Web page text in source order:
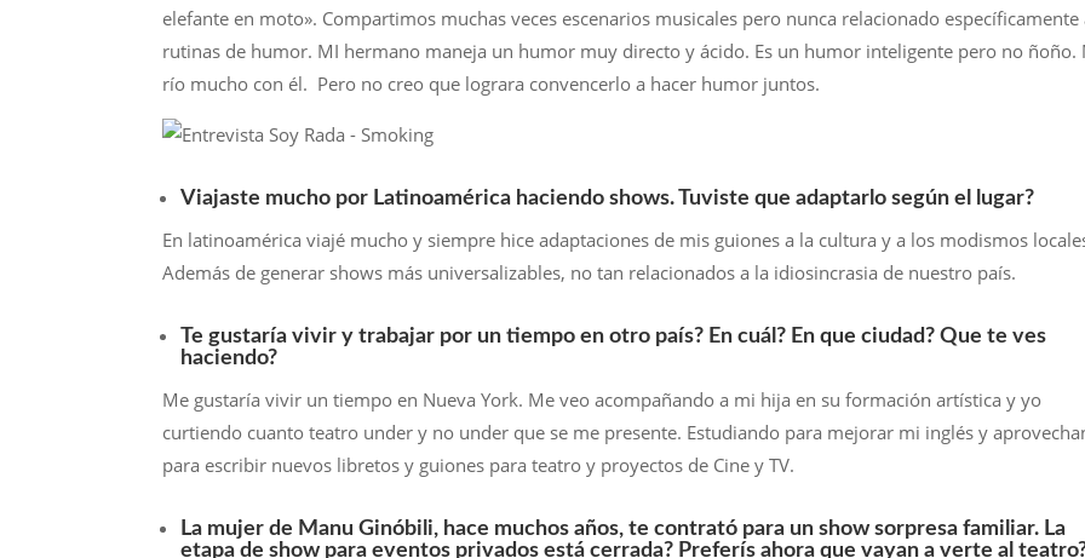
elefante en moto». Compartimos muchas veces escenarios musicales pero nunca relacionado específicamente
rutinas de humor. MI hermano maneja un humor muy directo y ácido. Es un humor inteligente pero no ñoño.
río mucho con él. Pero no creo que lograra convencerlo a hacer humor juntos.
Viajaste mucho por Latinoamérica haciendo shows. Tuviste que adaptarlo según el lugar?
En latinoamérica viajé mucho y siempre hice adaptaciones de mis guiones a la cultura y a los modismos
Además de generar shows más universalizables, no tan relacionados a la idiosincrasia de nuestro país.
Te gustaría vivir y trabajar por un tiempo en otro país? En cuál? En que ciudad? Que te ves
haciendo?
Me gustaría vivir un tiempo en Nueva York. Me veo acompañando a mi hija en su formación artística y yo
curtiendo cuanto teatro under y no under que se me presente. Estudiando para mejorar mi inglés y
para escribir nuevos libretos y guiones para teatro y proyectos de Cine y TV.
La mujer de Manu Ginóbili, hace muchos años, te contrató para un show sorpresa familiar. La
etapa de show para eventos privados está cerrada? Preferís ahora que vayan a verte al